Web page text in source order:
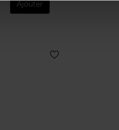
Ajouter